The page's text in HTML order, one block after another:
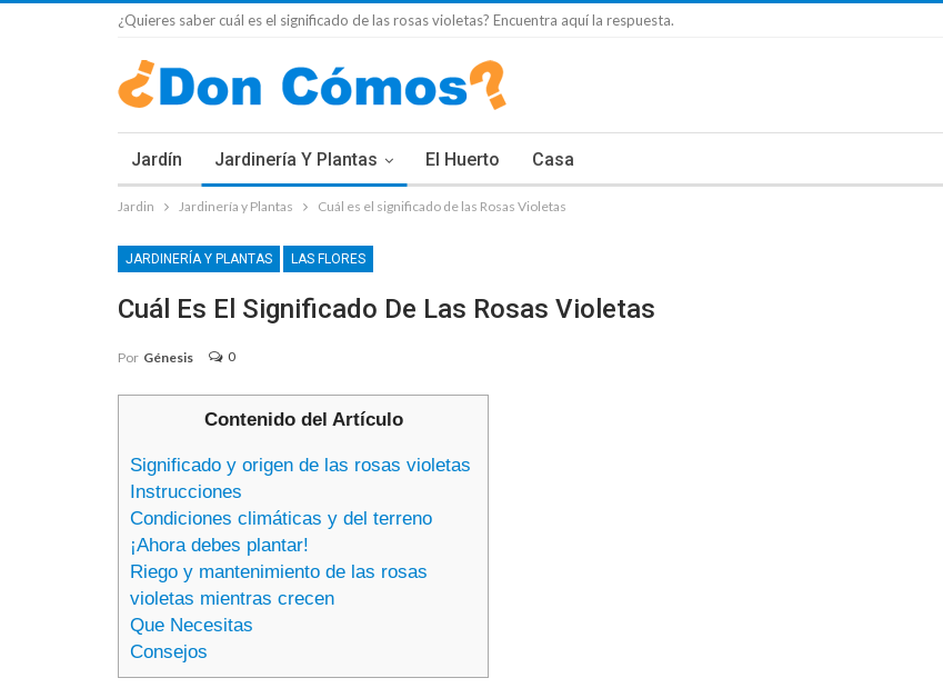
¿Quieres saber cuál es el significado de las rosas violetas? Encuentra aquí la respuesta.
Jardín Jardinería Y Plantas El Huerto Casa
Jardin Jardinería y Plantas Cuál es el significado de las Rosas Violetas
JARDINERÍA Y PLANTAS LAS FLORES
Cuál Es El Significado De Las Rosas Violetas
Por Génesis 0
Contenido del Artículo
Significado y origen de las rosas violetas
Instrucciones
Condiciones climáticas y del terreno
¡Ahora debes plantar!
Riego y mantenimiento de las rosas
violetas mientras crecen
Que Necesitas
Consejos